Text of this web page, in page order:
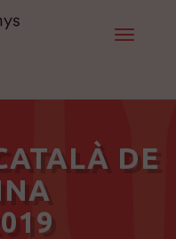
Toggle
DE